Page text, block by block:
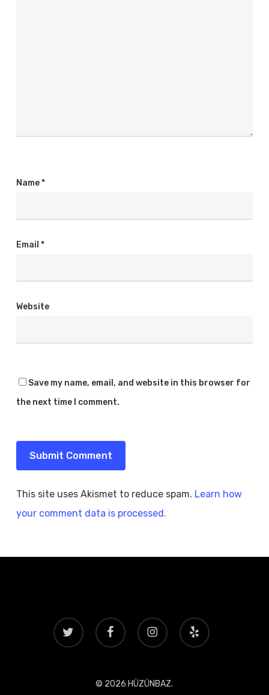
Name*
Email *
Website
Save my name, email, and website in this browser for
the next time I comment.
This site uses Akismet to reduce spam. Learn how
your comment data is processed.
twitter facebook instagram yelp
© 2026 HÜZÜNBAZ.